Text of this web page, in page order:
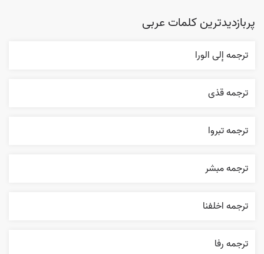
پربازدیدترین کلمات عربی
ترجمه إلی الورا
ترجمه قذی
ترجمه تبروا
ترجمه مبشر
ترجمه اخلفنا
ترجمه رفا